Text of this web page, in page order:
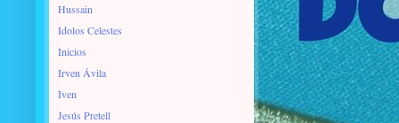
Hussain
Idolos Celestes
Inicios
Irven Ávila
Iven
Jesús Pretell